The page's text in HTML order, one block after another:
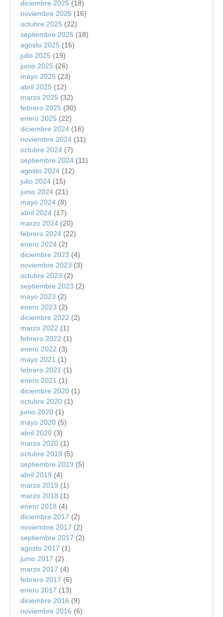
diciembre 2025 (18)
noviembre 2025 (16)
octubre 2025 (22)
septiembre 2025 (18)
agosto 2025 (16)
julio 2025 (19)
junio 2025 (26)
mayo 2025 (23)
abril 2025 (12)
marzo 2025 (32)
febrero 2025 (30)
enero 2025 (22)
diciembre 2024 (16)
noviembre 2024 (11)
octubre 2024 (7)
septiembre 2024 (11)
agosto 2024 (12)
julio 2024 (15)
junio 2024 (21)
mayo 2024 (8)
abril 2024 (17)
marzo 2024 (20)
febrero 2024 (22)
enero 2024 (2)
diciembre 2023 (4)
noviembre 2023 (3)
octubre 2023 (2)
septiembre 2023 (2)
mayo 2023 (2)
enero 2023 (2)
diciembre 2022 (2)
marzo 2022 (1)
febrero 2022 (1)
enero 2022 (3)
mayo 2021 (1)
febrero 2021 (1)
enero 2021 (1)
diciembre 2020 (1)
octubre 2020 (1)
junio 2020 (1)
mayo 2020 (5)
abril 2020 (3)
marzo 2020 (1)
octubre 2019 (5)
septiembre 2019 (5)
abril 2019 (4)
marzo 2019 (1)
marzo 2018 (1)
enero 2018 (4)
diciembre 2017 (2)
noviembre 2017 (2)
septiembre 2017 (2)
agosto 2017 (1)
junio 2017 (2)
marzo 2017 (4)
febrero 2017 (6)
enero 2017 (13)
diciembre 2016 (9)
noviembre 2016 (6)